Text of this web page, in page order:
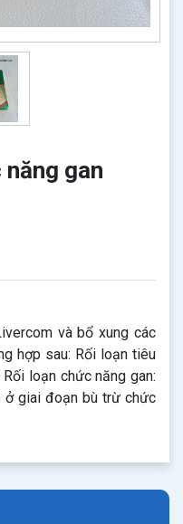
gan
và bổ xung các
hợp sau: Rối loạn tiêu
loạn chức năng gan:
ở giai đoạn bù trừ chức